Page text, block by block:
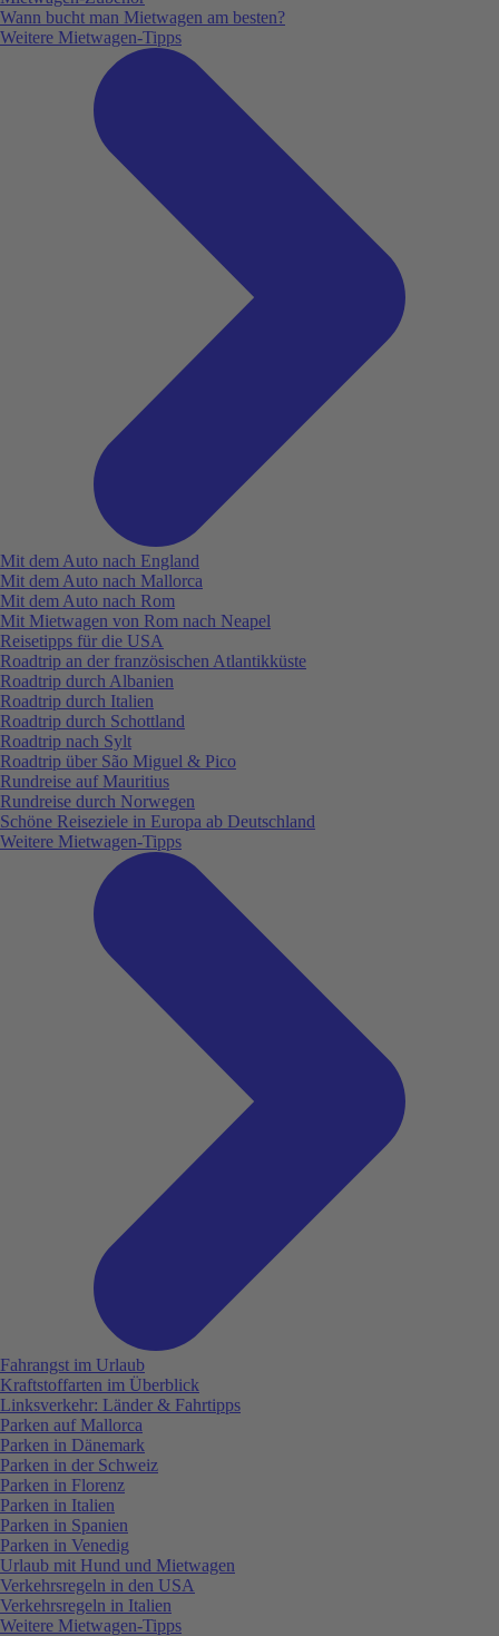
Wann bucht man Mietwagen am besten?
Weitere Mietwagen-Tipps
Mit dem Auto nach England
Mit dem Auto nach Mallorca
Mit dem Auto nach Rom
Mit Mietwagen von Rom nach Neapel
Reisetipps für die USA
Roadtrip an der französischen Atlantikküste
Roadtrip durch Albanien
Roadtrip durch Italien
Roadtrip durch Schottland
Roadtrip nach Sylt
Roadtrip über São Miguel & Pico
Rundreise auf Mauritius
Rundreise durch Norwegen
Schöne Reiseziele in Europa ab Deutschland
Weitere Mietwagen-Tipps
Fahrangst im Urlaub
Kraftstoffarten im Überblick
Linksverkehr: Länder & Fahrtipps
Parken auf Mallorca
Parken in Dänemark
Parken in der Schweiz
Parken in Florenz
Parken in Italien
Parken in Spanien
Parken in Venedig
Urlaub mit Hund und Mietwagen
Verkehrsregeln in den USA
Verkehrsregeln in Italien
Weitere Mietwagen-Tipps